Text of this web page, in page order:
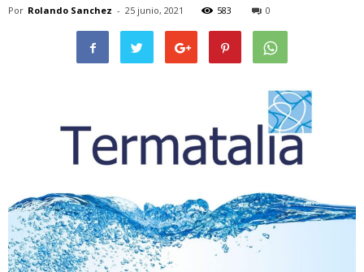
Por Rolando Sanchez - 25 junio, 2021 583 0